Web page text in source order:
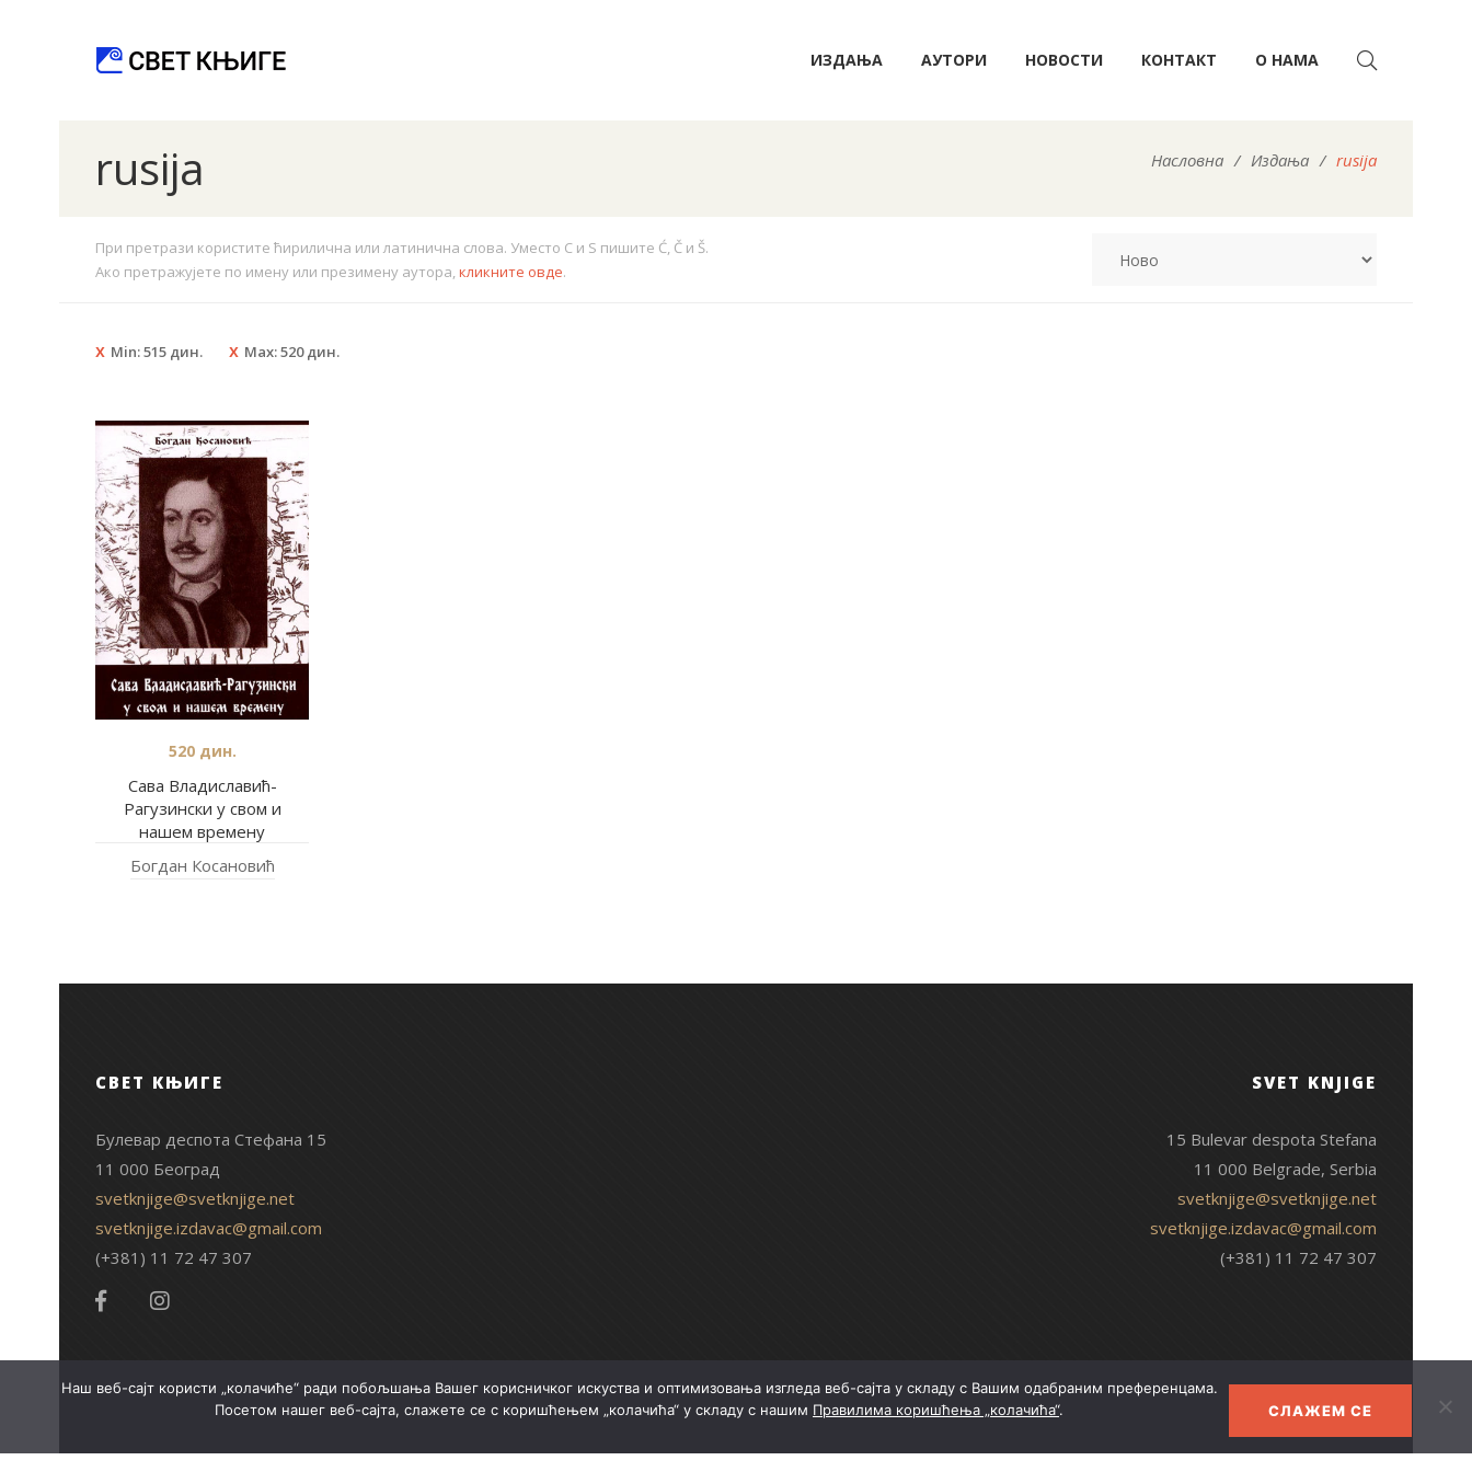
ИЗДАЊА АУТОРИ НОВОСТИ КОНТАКТ О НАМА
rusija Насловна / Издања / rusija
При претрази користите ћирилична или латинична слова. Уместо C и S пишите Ć, Č и Š.
Ако претражујете по имену или презимену аутора,кликните овде.
Min:515 дин. Max:520дин.
Сава Владиславић-
Рагузински у свом и
нашем времену
520дин.
Богдан Косановић
СВЕТ КЊИГЕ
Булевар деспота Стефана 15
11 000 Београд
svetknjige@svetknjige.net
svetknjige.izdavac@gmail.com
(+381) 11 72 47 307
SVET KNJIGE
15 Bulevar despota Stefana
11 000 Belgrade, Serbia
svetknjige@svetknjige.net
svetknjige.izdavac@gmail.com
(+381) 11 72 47 307
© 2026 Свет књиге
Наш веб-сајт користи „колачиће“ ради побољшања Вашег корисничког искуства и оптимизовања изгледа веб-сајта у складу с Вашим одабраним преференцама.
Посетом нашег веб-сајта, слажете се с коришћењем „колачића“ у складу с нашим Правилима коришћења „колачића“. СЛАЖЕМ СЕ